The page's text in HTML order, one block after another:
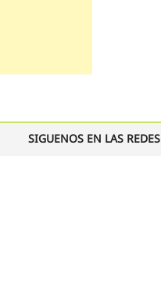
SIGUENOS EN LAS REDES